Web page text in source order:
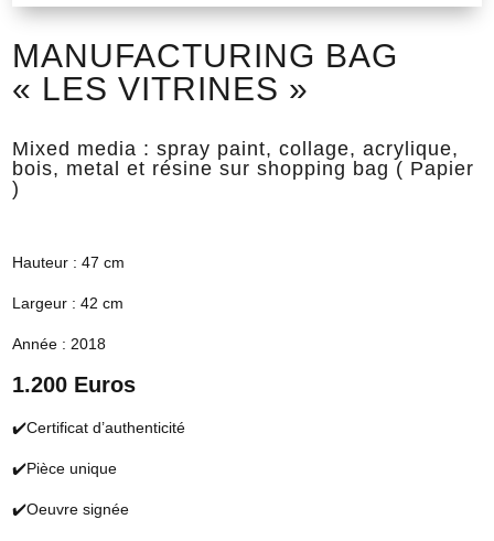
MANUFACTURING BAG
« LES VITRINES »
Mixed media : spray paint, collage, acrylique,
bois, metal et résine sur shopping bag ( Papier
)
Hauteur : 47 cm
Largeur : 42 cm
Année : 2018
1.200 Euros
✔️Certificat d’authenticité
✔️Pièce unique
✔️Oeuvre signée